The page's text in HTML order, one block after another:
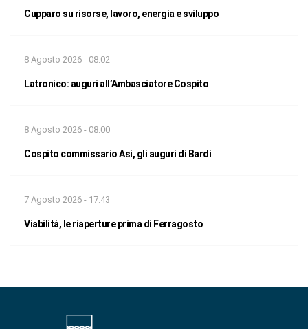
Cupparo su risorse, lavoro, energia e sviluppo
8 Agosto 2026 - 08:02
Latronico: auguri all’Ambasciatore Cospito
8 Agosto 2026 - 08:00
Cospito commissario Asi, gli auguri di Bardi
7 Agosto 2026 - 17:43
Viabilità, le riaperture prima di Ferragosto